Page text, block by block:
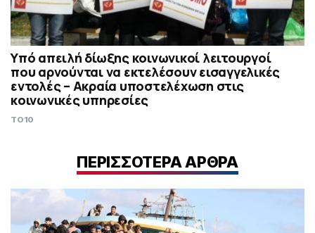
Υπό απειλή δίωξης κοινωνικοί λειτουργοί
που αρνούνται να εκτελέσουν εισαγγελικές
εντολές – Ακραία υποστελέχωση στις
κοινωνικές υπηρεσίες
TO10
ΠΕΡΙΣΣΟΤΕΡΑ ΑΡΘΡΑ